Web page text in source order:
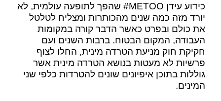
כידוע עידן METOO# שהפך לתופעה עולמית, לא
יורד מזה כמה שנים מהכותרות ומצליח לטלטל
את כולם ובפרט כאשר הדבר קורה במקומות
העבודה, המקום הבטוח. ברבות השנים ועם
חקיקת חוק מניעת הטרדה מינית, החלו לצוף
פרשיות לא מעטות בנושא הטרדה מינית אשר
גוללות בתוכן איפיונים שונים להטרדות כלפי שני
המינים.